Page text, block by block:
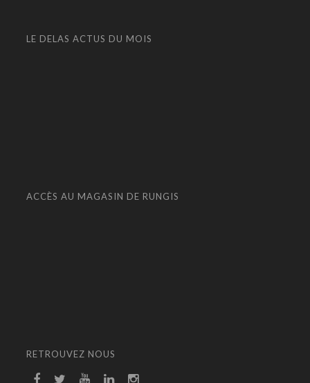
LE DELAS ACTUS DU MOIS
ACCÈS AU MAGASIN DE RUNGIS
RETROUVEZ NOUS